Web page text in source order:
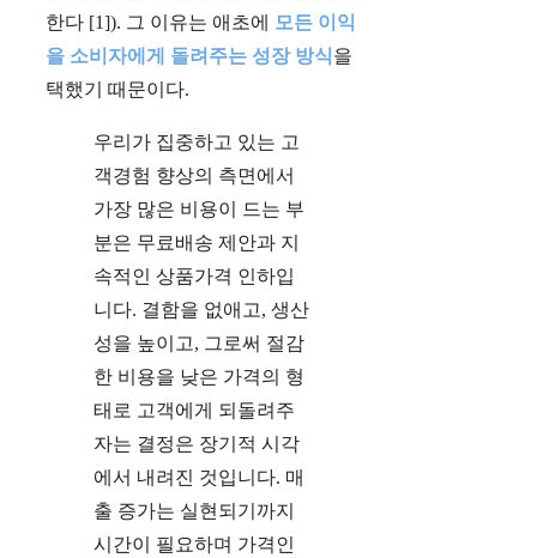
한다 [1]). 그 이유는 애초에
모든 이익
을 소비자에게 돌려주는 성장 방식을
택했기 때문이다.
우리가 집중하고 있는 고
객경험 향상의 측면에서
가장 많은 비용이 드는 부
분은 무료배송 제안과 지
속적인 상품가격 인하입
니다. 결함을 없애고, 생산
성을 높이고, 그로써 절감
한 비용을 낮은 가격의 형
태로 고객에게 되돌려주
자는 결정은 장기적 시각
에서 내려진 것입니다. 매
출 증가는 실현되기까지
시간이 필요하며 가격인